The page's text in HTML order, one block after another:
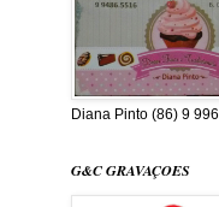
Diana Pinto (86) 9
G&C GRAVAÇOES